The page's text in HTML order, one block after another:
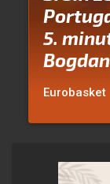
5.
Eurobasket